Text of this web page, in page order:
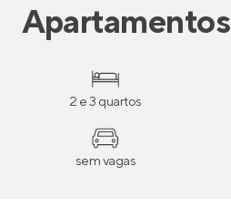
Apartamentos
2 e 3 quartos
sem vagas